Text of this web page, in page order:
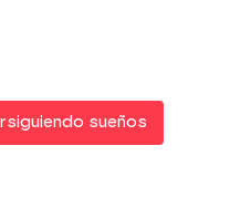
sueños